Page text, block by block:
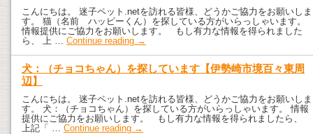
こんにちは。 迷子ペット.netを訪れる皆様、どうかご協力をお願いしま
す。 猫（名前 ハッピーくん）を探している方がいらっしゃいます。
情報提供にご協力をお願いします。 もし有力な情報を得られました
ら、 上 … Continue reading →
犬：（チョコちゃん）を探しています【伊勢崎市境百々東周
辺】
こんにちは。 迷子ペット.netを訪れる皆様、どうかご協力をお願いしま
す。 犬：（チョコちゃん）を探している方がいらっしゃいます。 情報
提供にご協力をお願いします。 もし有力な情報を得られましたら、
上記「 … Continue reading →